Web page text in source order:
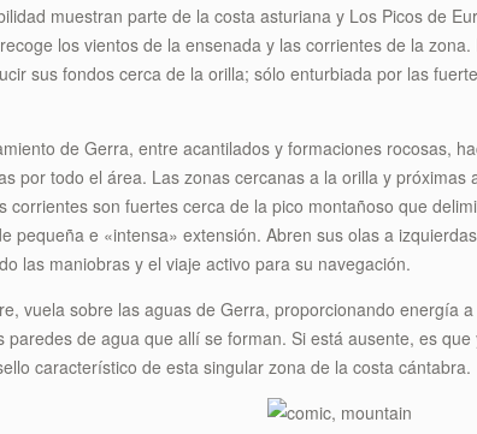
muestran parte de la costa asturiana y Los Picos de
los vientos de la ensenada y las corrientes de la
sus fondos cerca de la orilla; sólo enturbiada por las
de Gerra, entre acantilados y formaciones rocosas,
por todo el área. Las zonas cercanas a la orilla y
corrientes son fuertes cerca de la pico montañoso que
pequeña e «intensa» extensión. Abren sus olas a
las maniobras y el viaje activo para su navegación.
vuela sobre las aguas de Gerra, proporcionando energía
paredes de agua que allí se forman. Si está ausente, es
característico de esta singular zona de la costa cántabra.